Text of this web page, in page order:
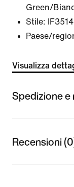
Green/
Stile:
Paese/
Visualizza
Spedizione e
Recensioni